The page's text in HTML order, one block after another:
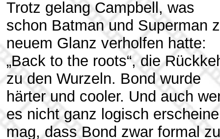
Trotz gelang Campbell, was
schon Batman und Superman
neuem Glanz verholfen hatte:
„Back to the roots“, die
zu den Wurzeln. Bond wurde
härter und cooler. Und auch
es nicht ganz logisch
mag, dass Bond zwar formal zu